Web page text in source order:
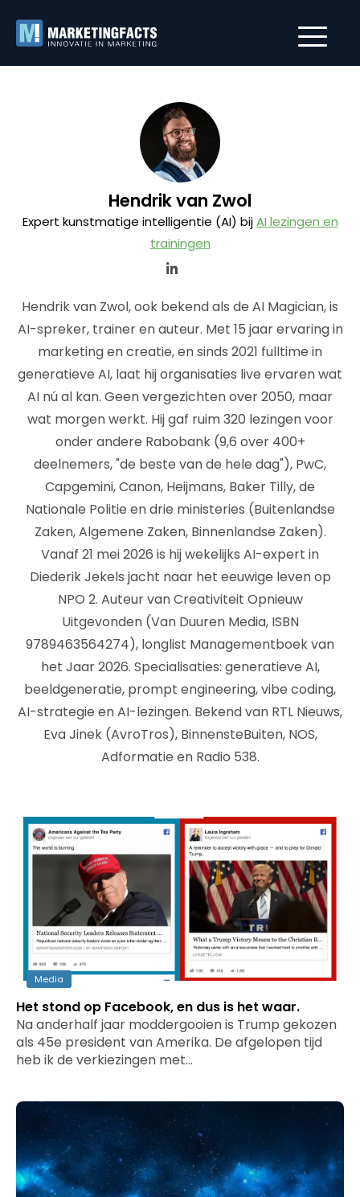
Hendrik van Zwol
Expert kunstmatige intelligentie (AI) bijAI lezingen en
trainingen
Hendrik van Zwol, ook bekend als de AI Magician, is
AI-spreker, trainer en auteur. Met 15 jaar ervaring in
marketing en creatie, en sinds 2021 fulltime in
generatieve AI, laat hij organisaties live ervaren wat
AI nú al kan. Geen vergezichten over 2050, maar
wat morgen werkt. Hij gaf ruim 320 lezingen voor
onder andere Rabobank (9,6 over 400+
deelnemers, "de beste van de hele dag"), PwC,
Capgemini, Canon, Heijmans, Baker Tilly, de
Nationale Politie en drie ministeries (Buitenlandse
Zaken, Algemene Zaken, Binnenlandse Zaken).
Vanaf 21 mei 2026 is hij wekelijks AI-expert in
Diederik Jekels jacht naar het eeuwige leven op
NPO 2. Auteur van Creativiteit Opnieuw
Uitgevonden (Van Duuren Media, ISBN
9789463564274), longlist Managementboek van
het Jaar 2026. Specialisaties: generatieve AI,
beeldgeneratie, prompt engineering, vibe coding,
AI-strategie en AI-lezingen. Bekend van RTL Nieuws,
Eva Jinek (AvroTros), BinnensteBuiten, NOS,
Adformatie en Radio 538.
Media
Het stond op Facebook, en dus is het waar.
Na anderhalf jaar moddergooien is Trump gekozen
als 45e president van Amerika. De afgelopen tijd
heb ik de verkiezingen met…